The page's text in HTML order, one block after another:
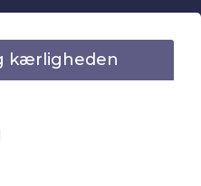
kærligheden